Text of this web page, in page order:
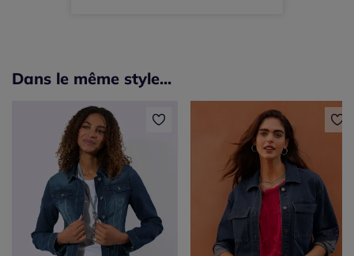
Dans le même style...